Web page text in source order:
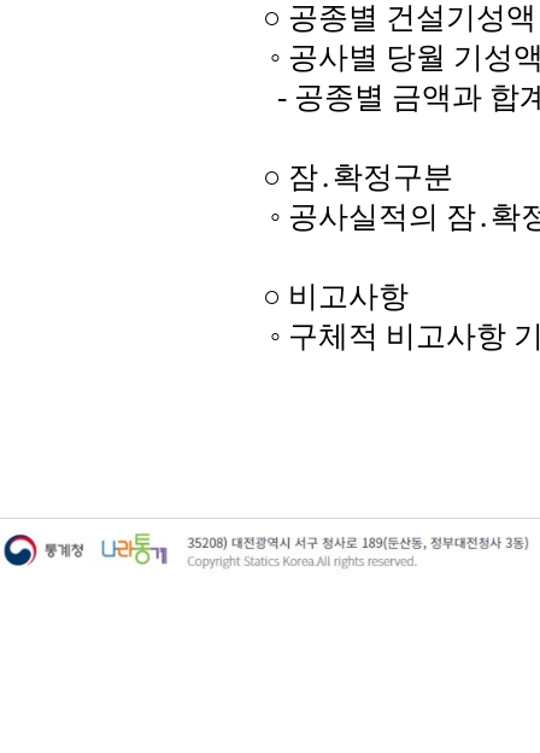
○ 공종별 건설기성액
◦ 공사별 당월 기성
- 공종별 금액과 합
○ 잠․확정구분
◦ 공사실적의 잠․확
○ 비고사항
◦ 구체적 비고사항